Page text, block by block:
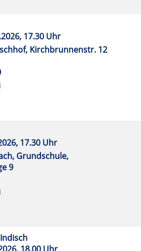
17.30 Uhr
Kirchbrunnenstr. 12
17.30 Uhr
Grundschule,
9